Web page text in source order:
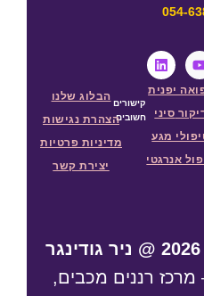
054-
יפנית
סיני
מגע
אנרגטי
קישורים
חשובים
הבלוג שלנו
הצהרת נגישות
מדיניות פרטיות
יצירת קשר
מרכז רננים מכבים,